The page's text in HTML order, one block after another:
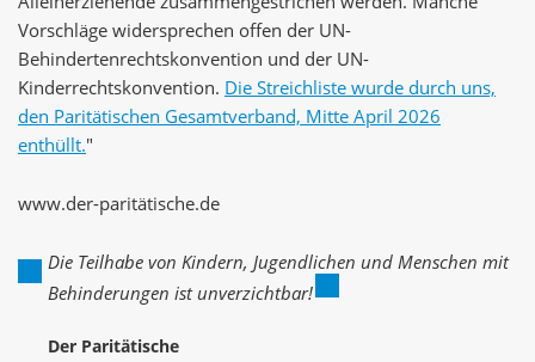
Vorschläge widersprechen offen der UN-
Behindertenrechtskonvention und der UN-
Kinderrechtskonvention. Die Streichliste wurde durch uns,
den Paritätischen Gesamtverband, Mitte April 2026
enthüllt."
www.der-paritätische.de
Die Teilhabe von Kindern, Jugendlichen und Menschen mit
Behinderungen ist unverzichtbar!
Der Paritätische